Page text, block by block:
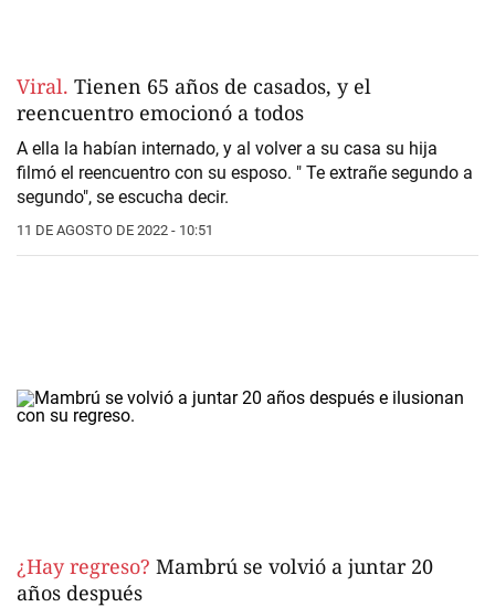
Viral. Tienen 65 años de casados, y el
reencuentro emocionó a todos
A ella la habían internado, y al volver a su casa su hija
filmó el reencuentro con su esposo. " Te extrañe segundo a
segundo", se escucha decir.
11 DE AGOSTO DE 2022 - 10:51
¿Hay regreso? Mambrú se volvió a juntar 20
años después